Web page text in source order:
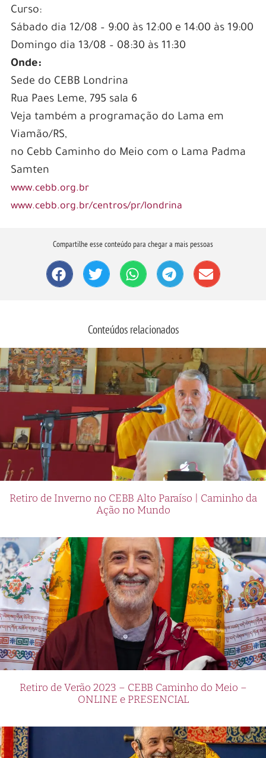
Curso:
Sábado dia 12/08 – 9:00 às 12:00 e 14:00 às 19:00
Domingo dia 13/08 – 08:30 às 11:30
Onde:
Sede do CEBB Londrina
Rua Paes Leme, 795 sala 6
Veja também a programação do Lama em
Viamão/RS,
no Cebb Caminho do Meio com o Lama Padma
Samten
www.cebb.org.br
www.cebb.org.br/centros/pr/londrina
Compartilhe esse conteúdo para chegar a mais pessoas
Conteúdos relacionados
Retiro de Inverno no CEBB Alto Paraíso | Caminho da
Ação no Mundo
Retiro de Verão 2023 – CEBB Caminho do Meio –
ONLINE e PRESENCIAL